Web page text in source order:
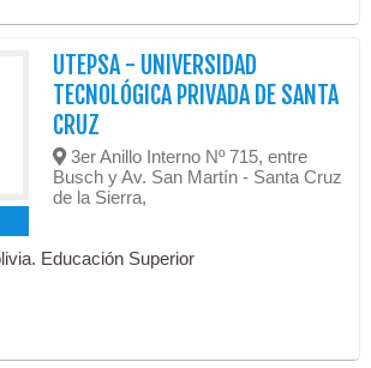
UTEPSA - UNIVERSIDAD
TECNOLÓGICA PRIVADA DE SANTA
CRUZ
3er Anillo Interno Nº 715, entre
Busch y Av. San Martín - Santa Cruz
de la Sierra,
Educación Superior